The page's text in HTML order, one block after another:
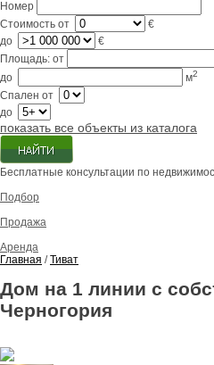
Номер
Стоимость от
€
до
€
Площадь: от
до м2
Спален от
до
показать все объекты из каталога
Бесплатные консультации по
Подбор
Продажа
Аренда
Главная /Тиват
Дом на 1 линии с
Черногория